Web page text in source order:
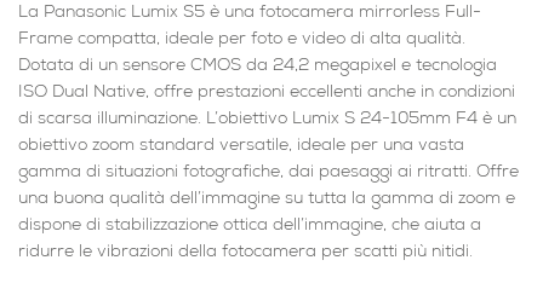
La Panasonic Lumix S5 è una fotocamera mirrorless Full-
Frame compatta, ideale per foto e video di alta qualità.
Dotata di un sensore CMOS da 24,2 megapixel e tecnologia
ISO Dual Native, offre prestazioni eccellenti anche in condizioni
di scarsa illuminazione. L’obiettivo Lumix S 24-105mm F4 è un
obiettivo zoom standard versatile, ideale per una vasta
gamma di situazioni fotografiche, dai paesaggi ai ritratti. Offre
una buona qualità dell’immagine su tutta la gamma di zoom e
dispone di stabilizzazione ottica dell’immagine, che aiuta a
ridurre le vibrazioni della fotocamera per scatti più nitidi.